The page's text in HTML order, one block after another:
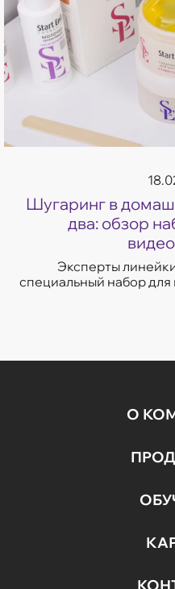
Шугаринг в
два: обзор
Эксперты
специальный набор для
О